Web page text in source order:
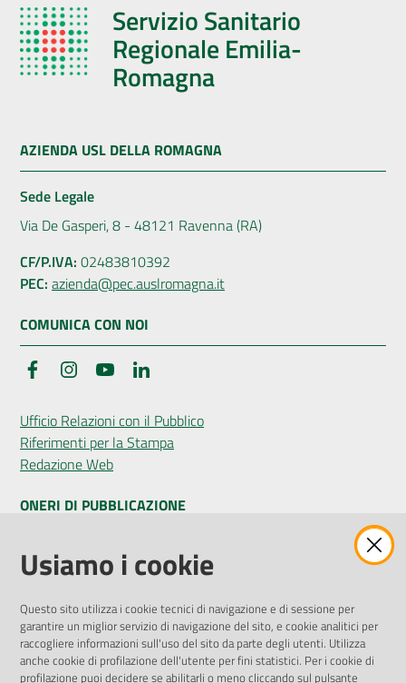
Servizio Sanitario
Regionale Emilia-
Romagna
AZIENDA USL DELLA ROMAGNA
Sede Legale
Via De Gasperi, 8 - 48121 Ravenna (RA)
CF/P.IVA: 02483810392
PEC: azienda@pec.auslromagna.it
COMUNICA CON NOI
FacebookInstagramYouTube
Ufficio Relazioni con il Pubblico
Riferimenti per la Stampa
Redazione Web
ONERI DI PUBBLICAZIONE
Amministrazione Trasparente
Pubblicità legale
Privacy Policy
Attuazione Misure PNRR
Liste di Attesa
Usiamo i cookie
Questo sito utilizza i cookie tecnici di navigazione e di sessione per
garantire un miglior servizio di navigazione del sito, e cookie analitici per
raccogliere informazioni sull'uso del sito da parte degli utenti. Utilizza
anche cookie di profilazione dell'utente per fini statistici. Per i cookie di
profilazione puoi decidere se abilitarli o meno cliccando sul pulsante